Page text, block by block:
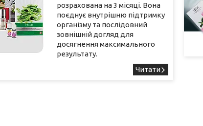
розрахована на 3 місяці. Вона
поєднує внутрішню підтримку
організму та послідовний
зовнішній догляд для
досягнення максимального
результату.